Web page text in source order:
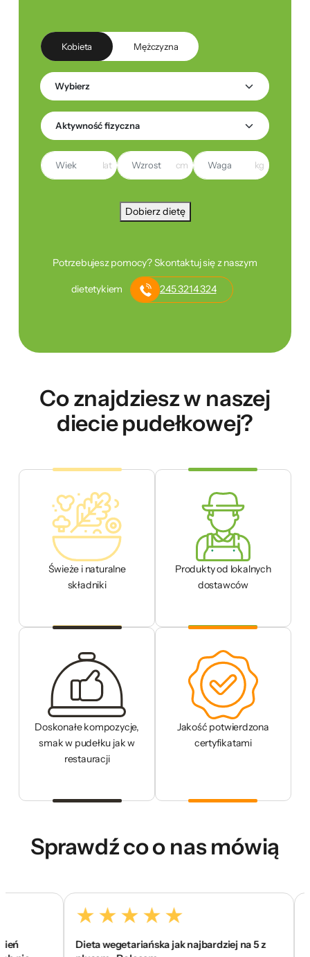
Kobieta Mężczyzna
lat cm kg
Dobierz dietę
Potrzebujesz pomocy? Skontaktuj się z naszym
dietetykiem 245 3214 324
Co znajdziesz w naszej
diecie pudełkowej?
Świeże i naturalne
składniki
Produkty od lokalnych
dostawców
Doskonałe kompozycje,
smak w pudełku jak w
restauracji
Jakość potwierdzona
certyfikatami
Sprawdź co o nas mówią
Dieta wegetariańska jak najbardziej na 5 z